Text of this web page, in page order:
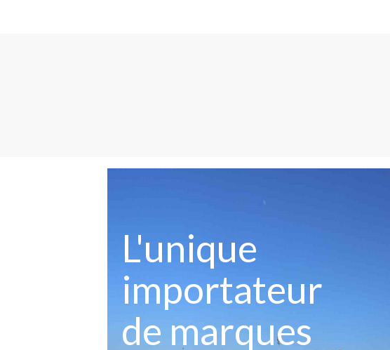
L'unique
importateur
de marques